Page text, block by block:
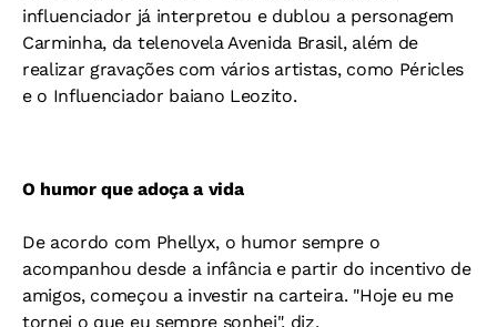
influenciador já interpretou e dublou a personagem
Carminha, da telenovela Avenida Brasil, além de
realizar gravações com vários artistas, como Péricles
e o Influenciador baiano Leozito.
O humor que adoça a vida
De acordo com Phellyx, o humor sempre o
acompanhou desde a infância e partir do incentivo de
amigos, começou a investir na carteira. "Hoje eu me
tornei o que eu sempre sonhei", diz.